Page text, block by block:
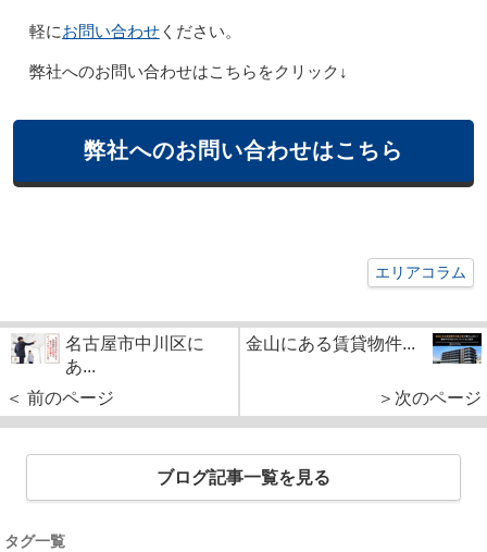
軽にお問い合わせください。
弊社へのお問い合わせはこちらをクリック↓
弊社へのお問い合わせはこちら
エリアコラム
名古屋市中川区に
あ...
＜ 前のページ
金山にある賃貸物件...
＞次のページ
ブログ記事一覧を見る
タグ一覧